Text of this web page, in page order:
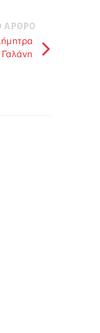
ΑΡΘΡΟ
Γαλάνη